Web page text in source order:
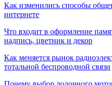
Как изменились способы
интернете
Что входит в оформление
надпись, цветник и декор
Как меняется рынок
тотальной беспроводной связи